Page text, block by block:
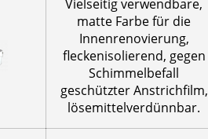
Vielseitig verwendbare,
matte Farbe für die
Innenrenovierung,
fleckenisolierend, gegen
Schimmelbefall
geschützter Anstrichfilm,
lösemittelverdünnbar.